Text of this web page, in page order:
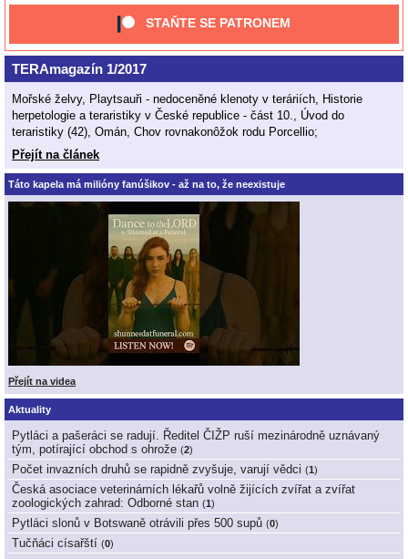
STAŇTE SE PATRONEM
TERAmagazín 1/2017
Mořské želvy, Playtsauři - nedoceněné klenoty v teráriích, Historie
herpetologie a teraristiky v České republice - část 10., Úvod do
teraristiky (42), Omán, Chov rovnakonôžok rodu Porcellio;
Přejít na článek
Táto kapela má milióny fanúšikov - až na to, že neexistuje
Přejít na videa
Aktuality
Pytláci a pašeráci se radují. Ředitel ČIŽP ruší mezinárodně uznávaný
tým, potírající obchod s ohrože (2)
Počet invazních druhů se rapidně zvyšuje, varují vědci (1 )
Česká asociace veterinárních lékařů volně žijících zvířat a zvířat
zoologických zahrad: Odborné stan (1 )
Pytláci slonů v Botswaně otrávili přes 500 supů (0)
Tučňáci císařští (0)